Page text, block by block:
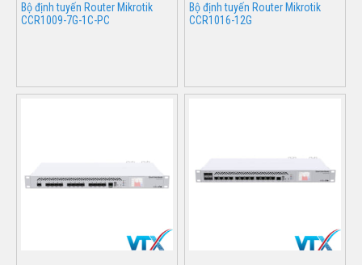
Bộ định tuyến Router Mikrotik
CCR1009-7G-1C-PC
Bộ định tuyến Router Mikrotik
CCR1016-12G